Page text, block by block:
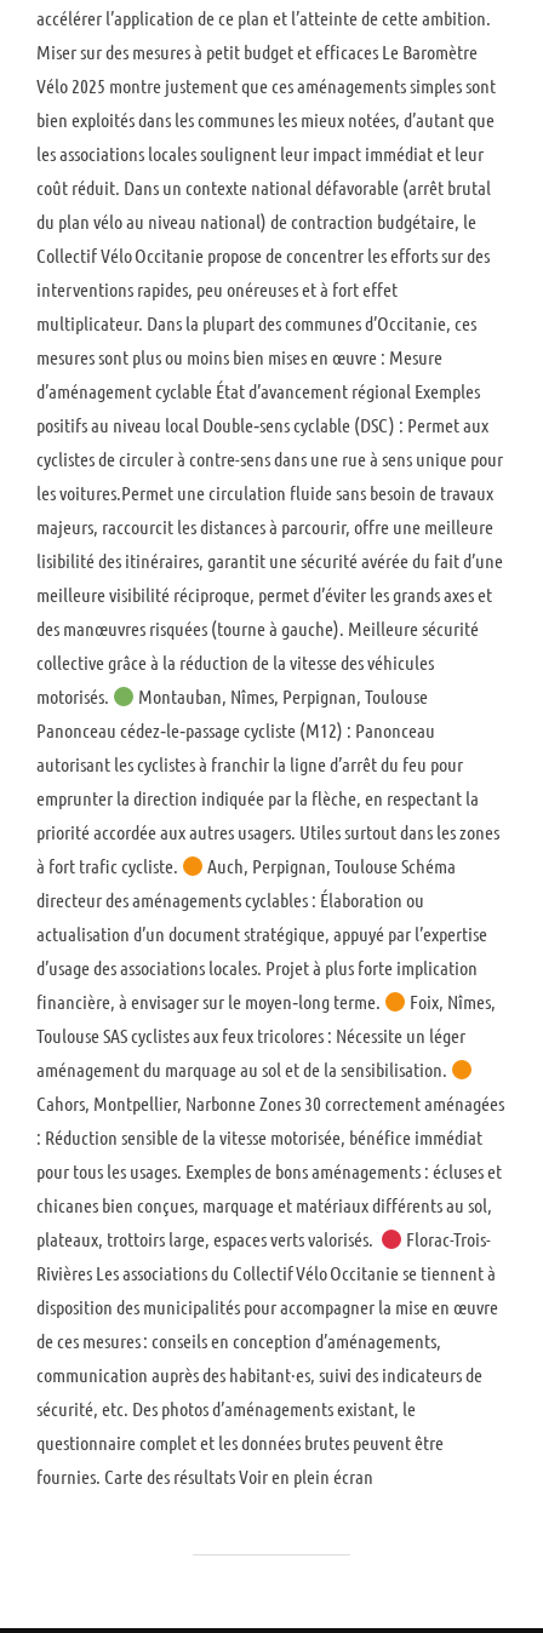
accélérer l’application de ce plan et l’atteinte de cette ambition.
Miser sur des mesures à petit budget et efficaces Le Baromètre
Vélo 2025 montre justement que ces aménagements simples sont
bien exploités dans les communes les mieux notées, d’autant que
les associations locales soulignent leur impact immédiat et leur
coût réduit. Dans un contexte national défavorable (arrêt brutal
du plan vélo au niveau national) de contraction budgétaire, le
Collectif Vélo Occitanie propose de concentrer les efforts sur des
interventions rapides, peu onéreuses et à fort effet
multiplicateur. Dans la plupart des communes d’Occitanie, ces
mesures sont plus ou moins bien mises en œuvre : Mesure
d’aménagement cyclable État d’avancement régional Exemples
positifs au niveau local Double‑sens cyclable (DSC) : Permet aux
cyclistes de circuler à contre-sens dans une rue à sens unique pour
les voitures.Permet une circulation fluide sans besoin de travaux
majeurs, raccourcit les distances à parcourir, offre une meilleure
lisibilité des itinéraires, garantit une sécurité avérée du fait d’une
meilleure visibilité réciproque, permet d’éviter les grands axes et
des manœuvres risquées (tourne à gauche). Meilleure sécurité
collective grâce à la réduction de la vitesse des véhicules
motorisés.
Montauban, Nîmes, Perpignan, Toulouse
Panonceau cédez‑le‑passage cycliste (M12) : Panonceau
autorisant les cyclistes à franchir la ligne d’arrêt du feu pour
emprunter la direction indiquée par la flèche, en respectant la
priorité accordée aux autres usagers. Utiles surtout dans les zones
à fort trafic cycliste.
Auch, Perpignan, Toulouse Schéma
directeur des aménagements cyclables : Élaboration ou
actualisation d’un document stratégique, appuyé par l’expertise
d’usage des associations locales. Projet à plus forte implication
financière, à envisager sur le moyen‑long terme.
Foix, Nîmes,
Toulouse SAS cyclistes aux feux tricolores : Nécessite un léger
aménagement du marquage au sol et de la sensibilisation.
Cahors, Montpellier, Narbonne Zones 30 correctement aménagées
: Réduction sensible de la vitesse motorisée, bénéfice immédiat
pour tous les usages. Exemples de bons aménagements : écluses et
chicanes bien conçues, marquage et matériaux différents au sol,
plateaux, trottoirs large, espaces verts valorisés.
Florac-Trois-
Rivières Les associations du Collectif Vélo Occitanie se tiennent à
disposition des municipalités pour accompagner la mise en œuvre
de ces mesures : conseils en conception d’aménagements,
communication auprès des habitant·es, suivi des indicateurs de
sécurité, etc. Des photos d’aménagements existant, le
questionnaire complet et les données brutes peuvent être
fournies. Carte des résultats Voir en plein écran